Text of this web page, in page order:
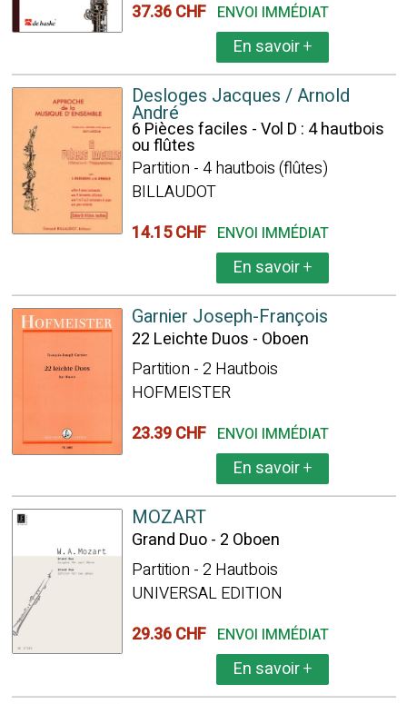
37.36 CHF ENVOI IMMÉDIAT
En savoir+
Desloges Jacques / Arnold
André
6 Pièces faciles - Vol D : 4 hautbois
ou flûtes
Partition - 4 hautbois (flûtes)
BILLAUDOT
14.15 CHF ENVOI IMMÉDIAT
En savoir+
Garnier Joseph-François
22 Leichte Duos - Oboen
Partition - 2 Hautbois
HOFMEISTER
23.39 CHF ENVOI IMMÉDIAT
En savoir+
MOZART
Grand Duo - 2 Oboen
Partition - 2 Hautbois
UNIVERSAL EDITION
29.36 CHF ENVOI IMMÉDIAT
En savoir+